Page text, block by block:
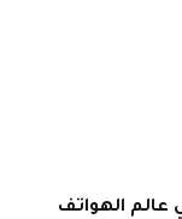
عالم الهواتف